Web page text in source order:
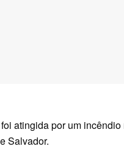
atingida por um
Salvador.